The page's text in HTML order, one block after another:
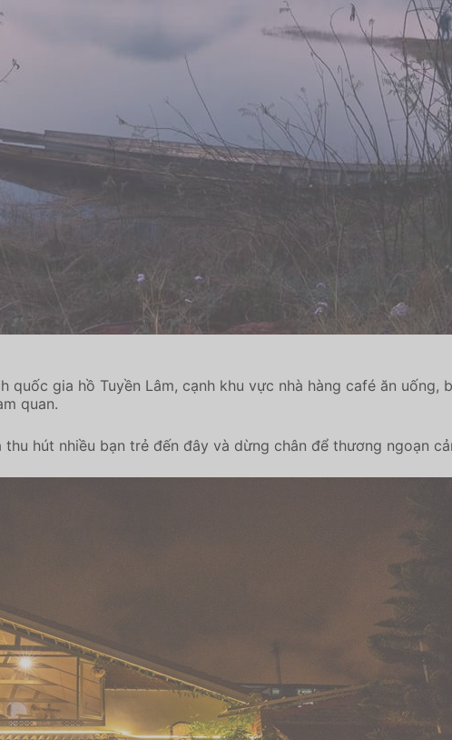
gia hồ Tuyền Lâm, cạnh khu vực nhà hàng café ăn uống,
quan.
hút nhiều bạn trẻ đến đây và dừng chân để thương ngoạn